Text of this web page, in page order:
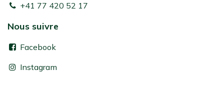
+41 77 420 52 17
Nous suivre
Facebook
Instagram